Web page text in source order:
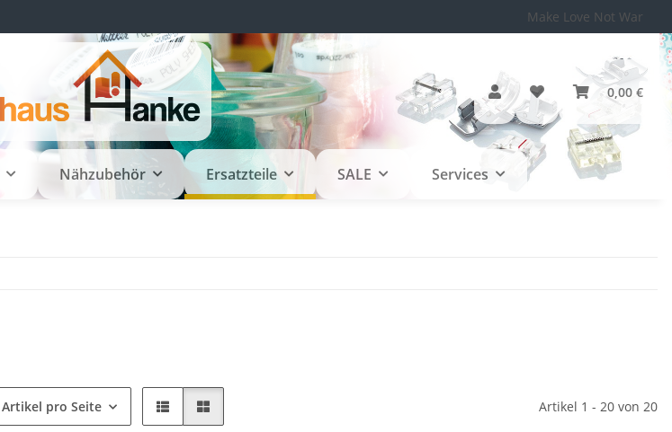
Make Love Not War
0,00 €
Nähzubehör Ersatzteile SALE Services
Artikel pro Seite Artikel 1 - 20 von 20